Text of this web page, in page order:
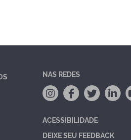
NAS REDES
ACESSIBILIDADE
DEIXE SEU FEEDBACK